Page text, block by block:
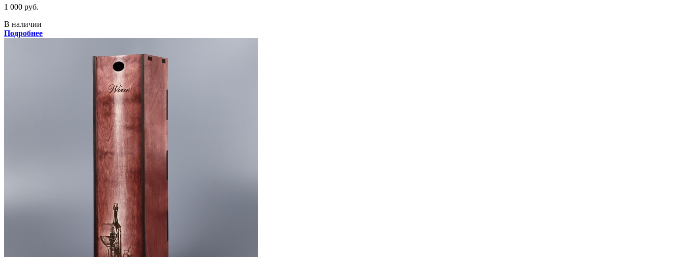
1 000 руб.
В наличии
Подробнее